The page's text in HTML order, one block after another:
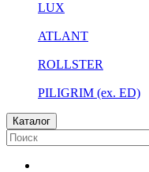
LUX
ATLANT
ROLLSTER
PILIGRIM (ex. ED)
Каталог